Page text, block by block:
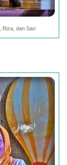
Riza, dan Sari